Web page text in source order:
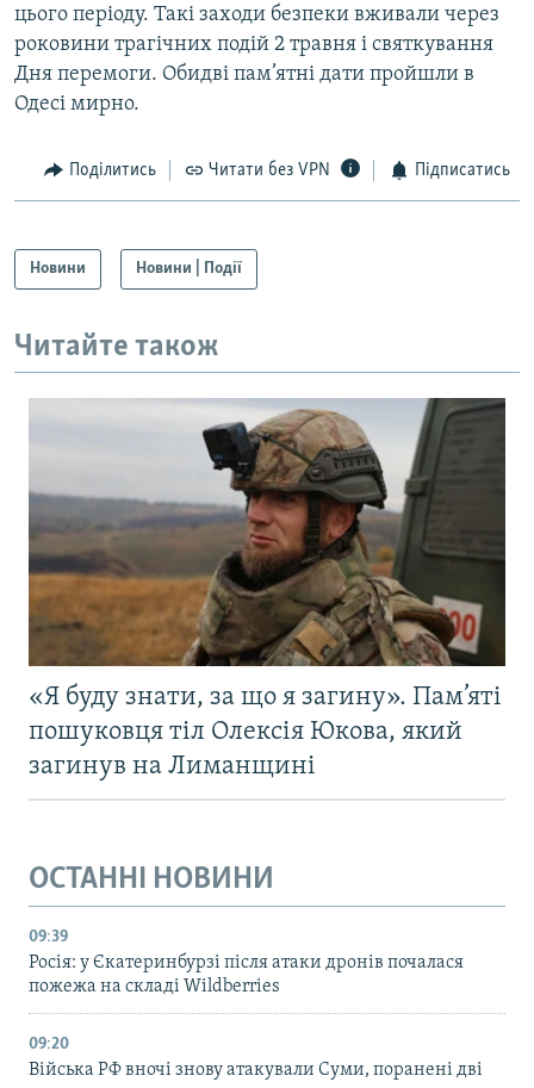
цього періоду. Такі заходи безпеки вживали через
роковини трагічних подій 2 травня і святкування
Дня перемоги. Обидві пам’ятні дати пройшли в
Одесі мирно.
Поділитись Читати без VPN Підписатись
Новини Новини | Події
Читайте також
«Я буду знати, за що я загину». Пам’яті
пошуковця тіл Олексія Юкова, який
загинув на Лиманщині
ОСТАННІ НОВИНИ
09:39
Росія: у Єкатеринбурзі після атаки дронів почалася
пожежа на складі Wildberries
09:20
Війська РФ вночі знову атакували Суми, поранені дві